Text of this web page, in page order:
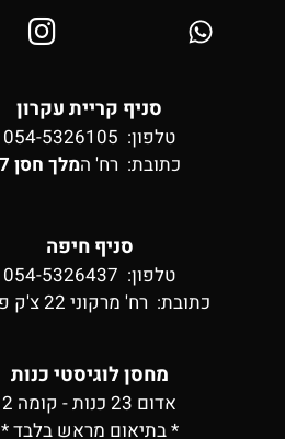
סניף קריית עקרון
טלפון: 054-5326105
כתובת: רח' המלך חסן 7
סניף חיפה
טלפון: 054-5326437
כתובת: רח' מרקוני 22 צ'ק פוסט
מחסן לוגיסטי כנות
אדום 23 כנות - קומה 2
* בתיאום מראש בלבד *